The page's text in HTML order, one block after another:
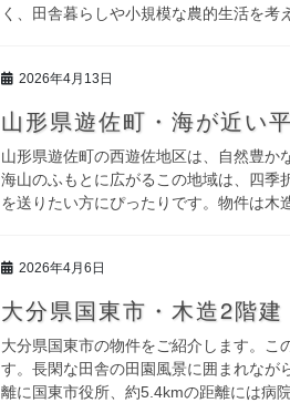
く、田舎暮らしや小規模な農的生活を
2026年4月13日
山形県遊佐町・海が近い
山形県遊佐町の西遊佐地区は、自然豊か
海山のふもとに広がるこの地域は、四季
を送りたい方にぴったりです。物件は
2026年4月6日
大分県国東市・木造2階
大分県国東市の物件をご紹介します。
す。長閑な田舎の田園風景に囲まれなが
離に国東市役所、約5.4kmの距離には病